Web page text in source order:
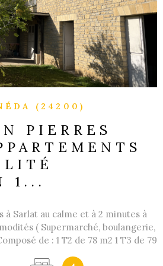
(24200)
PIERRES
1...
Sarlat au calme et à 2 minutes à
( Supermarché, boulangerie,
de : 1 T2 de 78 m2 1 T3 de 79